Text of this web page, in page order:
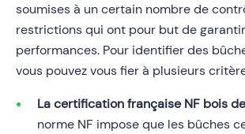
soumises à un certain nombre de
restrictions qui ont pour but de
performances. Pour identifier des
vous pouvez vous fier à plusieurs
La certification française NF bois
norme NF impose que les bûches